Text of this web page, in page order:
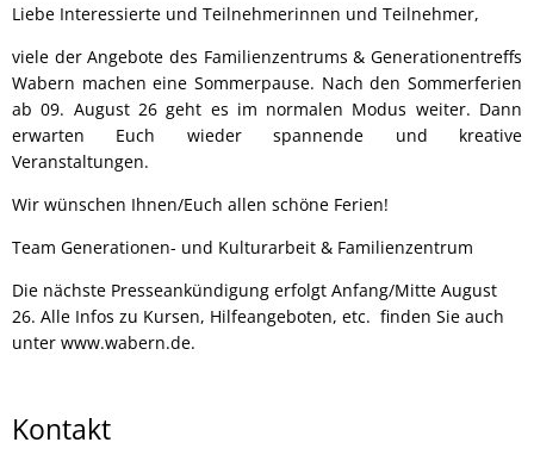
Liebe Interessierte und Teilnehmerinnen und Teilnehmer,
viele der Angebote des Familienzentrums & Generationentreffs
Wabern machen eine Sommerpause. Nach den Sommerferien
ab 09. August 26 geht es im normalen Modus weiter. Dann
erwarten Euch wieder spannende und kreative
Veranstaltungen.
Wir wünschen Ihnen/Euch allen schöne Ferien!
Team Generationen- und Kulturarbeit & Familienzentrum
Die nächste Presseankündigung erfolgt Anfang/Mitte August
26. Alle Infos zu Kursen, Hilfeangeboten, etc. finden Sie auch
unter www.wabern.de.
Kontakt